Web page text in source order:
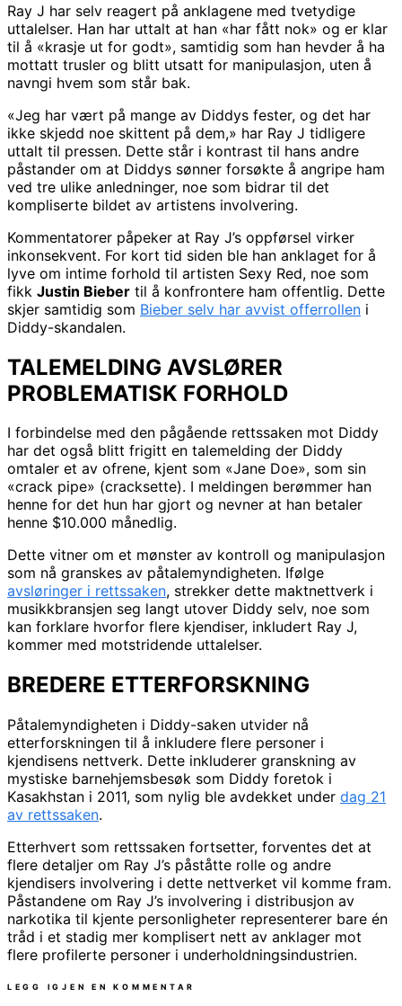
Ray J har selv reagert på anklagene med tvetydige
uttalelser. Han har uttalt at han «har fått nok» og er klar
til å «krasje ut for godt», samtidig som han hevder å ha
mottatt trusler og blitt utsatt for manipulasjon, uten å
navngi hvem som står bak.
«Jeg har vært på mange av Diddys fester, og det har
ikke skjedd noe skittent på dem,» har Ray J tidligere
uttalt til pressen. Dette står i kontrast til hans andre
påstander om at Diddys sønner forsøkte å angripe ham
ved tre ulike anledninger, noe som bidrar til det
kompliserte bildet av artistens involvering.
Kommentatorer påpeker at Ray J’s oppførsel virker
inkonsekvent. For kort tid siden ble han anklaget for å
lyve om intime forhold til artisten Sexy Red, noe som
fikk Justin Bieber til å konfrontere ham offentlig. Dette
skjer samtidig som Bieber selv har avvist offerrollen i
Diddy-skandalen.
TALEMELDING AVSLØRER
PROBLEMATISK FORHOLD
I forbindelse med den pågående rettssaken mot Diddy
har det også blitt frigitt en talemelding der Diddy
omtaler et av ofrene, kjent som «Jane Doe», som sin
«crack pipe» (cracksette). I meldingen berømmer han
henne for det hun har gjort og nevner at han betaler
henne $10.000 månedlig.
Dette vitner om et mønster av kontroll og manipulasjon
som nå granskes av påtalemyndigheten. Ifølge
avsløringer i rettssaken, strekker dette maktnettverk i
musikkbransjen seg langt utover Diddy selv, noe som
kan forklare hvorfor flere kjendiser, inkludert Ray J,
kommer med motstridende uttalelser.
BREDERE ETTERFORSKNING
Påtalemyndigheten i Diddy-saken utvider nå
etterforskningen til å inkludere flere personer i
kjendisens nettverk. Dette inkluderer granskning av
mystiske barnehjemsbesøk som Diddy foretok i
Kasakhstan i 2011, som nylig ble avdekket under dag 21
av rettssaken.
Etterhvert som rettssaken fortsetter, forventes det at
flere detaljer om Ray J’s påståtte rolle og andre
kjendisers involvering i dette nettverket vil komme fram.
Påstandene om Ray J’s involvering i distribusjon av
narkotika til kjente personligheter representerer bare én
tråd i et stadig mer komplisert nett av anklager mot
flere profilerte personer i underholdningsindustrien.
LEGG IGJEN EN KOMMENTAR